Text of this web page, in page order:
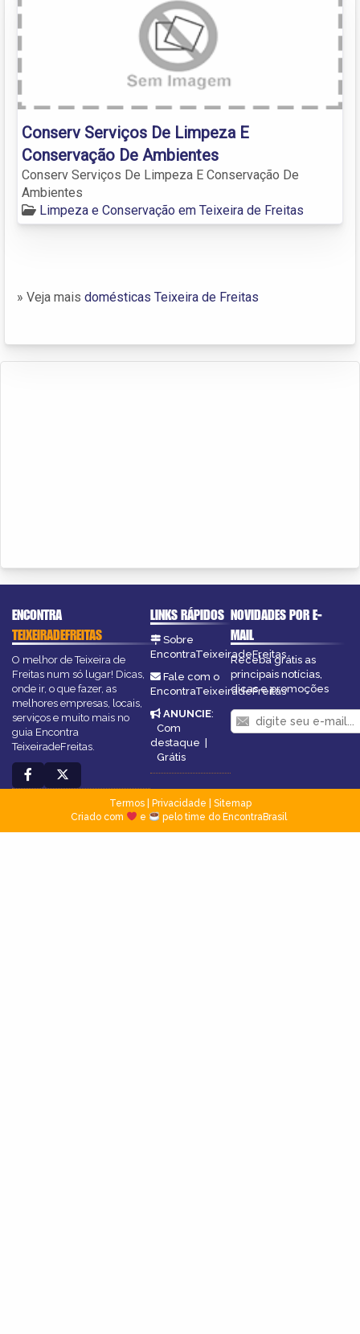
Conserv Serviços De Limpeza E
Conservação De Ambientes
Conserv Serviços De Limpeza E Conservação De
Ambientes
Limpeza e Conservação em Teixeira de Freitas
» Veja mais domésticas Teixeira de Freitas
ENCONTRA
TEIXEIRADEFREITAS
O melhor de Teixeira de
Freitas num só lugar! Dicas,
onde ir, o que fazer, as
melhores empresas, locais,
serviços e muito mais no
guia Encontra
TeixeiradeFreitas.
LINKS RÁPIDOS
Sobre
EncontraTeixeiradeFreitas
Fale com o
EncontraTeixeiradeFreitas
ANUNCIE:
Com
destaque |
Grátis
NOVIDADES POR E-
MAIL
Receba grátis as
principais notícias,
dicas e promoções
Termos| Privacidade
Sitemap
Criado com
e pelo time do EncontraBrasil